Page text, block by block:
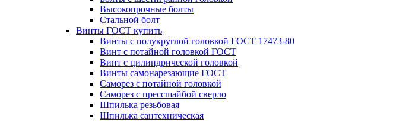
Высокопрочные болты
Стальной болт
Винты ГОСТ купить
Винты с полукруглой головкой ГОСТ 17473-80
Винт с потайной головкой ГОСТ
Винт с цилиндрической головкой
Винты самонарезающие ГОСТ
Саморез с потайной головкой
Саморез с прессшайбой сверло
Шпилька резьбовая
Шпилька сантехническая